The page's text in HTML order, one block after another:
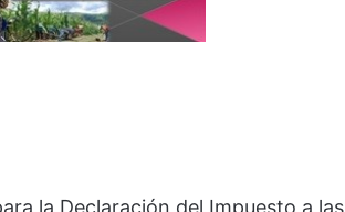
la Declaración del Impuesto a las